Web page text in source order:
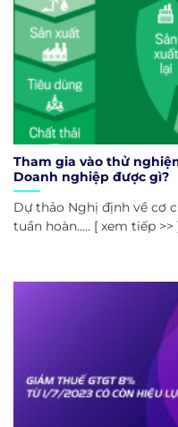
Tham gia vào thử
Doanh nghiệp được gì?
Dự thảo Nghị định về cơ
tuần hoàn..... [ xem tiếp >>